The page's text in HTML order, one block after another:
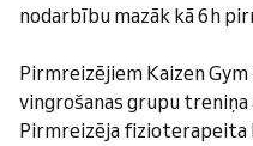
nodarbību mazāk kā 6h
Pirmreizējiem Kaizen
vingrošanas grupu
Pirmreizēja fizioterapeita